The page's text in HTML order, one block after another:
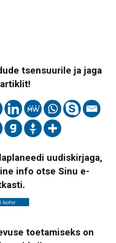
tsensuurile ja jaga
uudiskirjaga,
info otse Sinu e-
toetamiseks on